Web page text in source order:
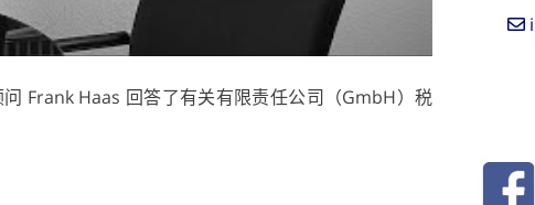
Frank Haas 回答了有关有限责任公司（GmbH）税